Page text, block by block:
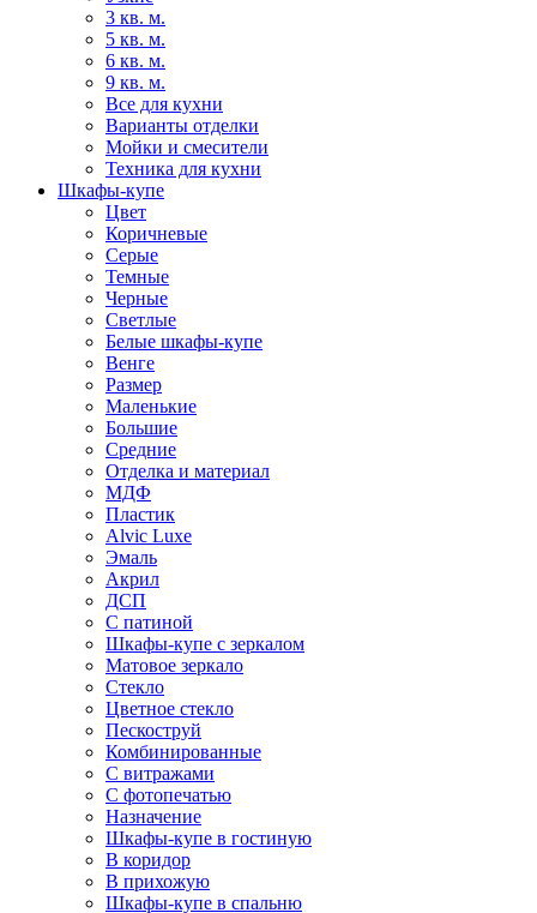
3 кв. м.
5 кв. м.
6 кв. м.
9 кв. м.
Все для кухни
Варианты отделки
Мойки и смесители
Техника для кухни
Шкафы-купе
Цвет
Коричневые
Серые
Темные
Черные
Светлые
Белые шкафы-купе
Венге
Размер
Маленькие
Большие
Средние
Отделка и материал
МДФ
Пластик
Alvic Luxe
Эмаль
Акрил
ДСП
С патиной
Шкафы-купе с зеркалом
Матовое зеркало
Стекло
Цветное стекло
Пескоструй
Комбинированные
С витражами
С фотопечатью
Назначение
Шкафы-купе в гостиную
В коридор
В прихожую
Шкафы-купе в спальню